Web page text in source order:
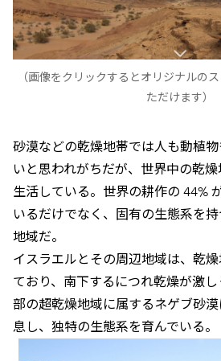
（画像をクリックするとオリジナルの
ただけます）
砂漠などの乾燥地帯では人も動植
いと思われがちだが、世界中の乾
生活している。世界の耕作の 44%
いるだけでなく、固有の生態系を
地域だ。
イスラエルとその周辺地域は、乾
ており、南下するにつれ乾燥が激
部の超乾燥地域に属するネゲブ砂
息し、独特の生態系を育んでいる。